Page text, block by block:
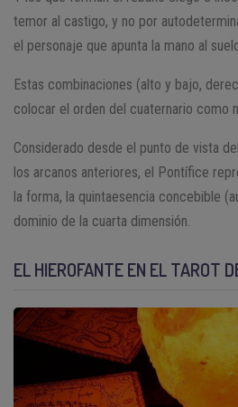
temor al castigo, y no por
el personaje que apunta la mano al
Estas combinaciones (alto y bajo,
colocar el orden del cuaternario como
Considerado desde el punto de vista
los arcanos anteriores, el Pontífice
la forma, la quintaesencia concebible
dominio de la cuarta dimensión.
EL HIEROFANTE EN EL TAROT